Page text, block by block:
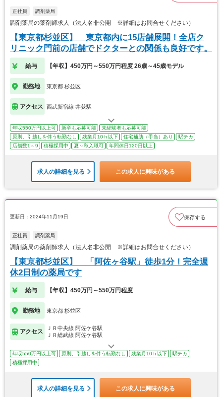
正社員 調剤薬局
調剤薬局の薬剤師求人（法人名非公開 ※詳細はお問合せください）
【東京都杉並区】 東京都内に15店舗展開！全店ク
リニック門前の店舗でドクターとの関係も良好です。
給与 【年収】450万円～550万円程度 26歳～45歳モデル
勤務地 東京都 杉並区
アクセス 西武新宿線 井荻駅
年収550万円以上可 新卒も応募可能
未経験者も応募可能
原則、引越しを伴う転勤なし
残業月10ｈ以下 住宅補助（手当）あり
駅チカ
店舗数1～9
積極採用中 夏～秋入職可 年間休日120日以上
求人の詳細を見る この求人に興味がある
更新日：2024年11月19日 保存する
正社員 調剤薬局
調剤薬局の薬剤師求人（法人名非公開 ※詳細はお問合せください）
【東京都杉並区】 「阿佐ヶ谷駅」徒歩1分！完全週
休2日制の薬局です
給与 【年収】450万円～550万円程度
勤務地 東京都 杉並区
アクセス
ＪＲ中央線 阿佐ケ谷駅
ＪＲ総武線 阿佐ケ谷駅
年収550万円以上可 原則、引越しを伴う転勤なし 残業月10ｈ以下
駅チカ
積極採用中
求人の詳細を見る この求人に興味がある